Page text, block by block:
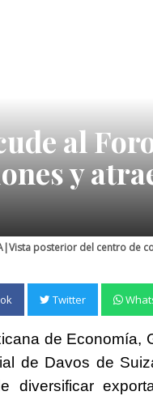
al
y
posterior del centro
Twitter
de Economía,
de Davos de
diversificar